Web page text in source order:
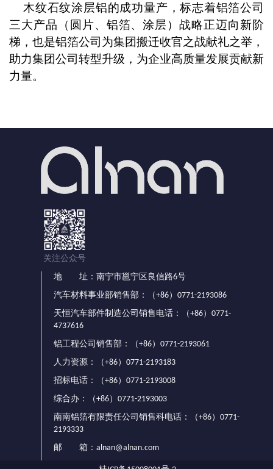
木纹石纹涂层铝的成功量产，标志着铝箔公司
三大产品（圆片、铝箔、涂层）战略正迈向新阶
梯，也是铝箔公司为集团搬迁收官之战献礼之举，
助力集团公司转型升级，为企业高质量发展贡献新
力量。
关注公众号
地 址：南宁市邕宁区良信路6号
汽车材料事业部销售部：（+86）0771-2193086
天恒汽车部件制造公司销售电话：（+86）0771-
4737616
铝工程公司销售部：（+86）0771-2193061
人力资源：（+86）0771-2193183
招标电话：（+86）0771-2193008
综合办：（+86）0771-2193003
南南铝箔有限责任公司销售科电话：（+86）0771-
2193333
邮 箱：alnan@alnan.com